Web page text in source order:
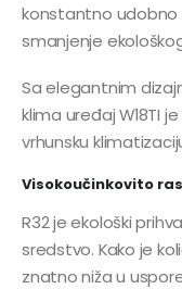
konstantno udobno
smanjenje
Sa elegantnim
klima uređaj W18TI
vrhunsku
Visokoučinkovito
R32 je ekološki
sredstvo. Kako je
znatno niža u